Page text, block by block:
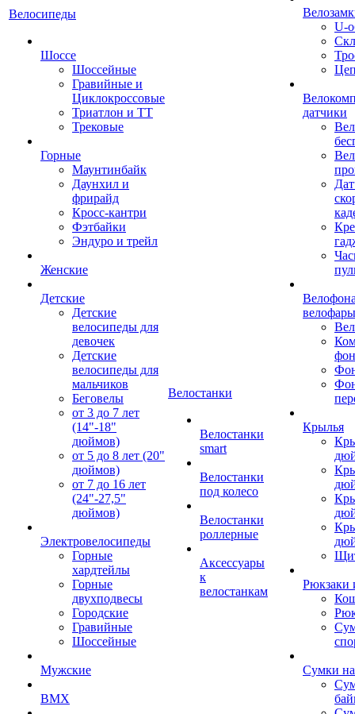
Велосипеды
Шоссе
Шоссейные
Гравийные и
Циклокроссовые
Триатлон и ТТ
Трековые
Горные
Маунтинбайк
Даунхил и
фрирайд
Кросс-кантри
Фэтбайки
Эндуро и трейл
Женские
Детские
Детские
велосипеды для
девочек
Детские
велосипеды для
мальчиков
Беговелы
от 3 до 7 лет
(14"-18"
дюймов)
от 5 до 8 лет (20"
дюймов)
от 7 до 16 лет
(24"-27,5"
дюймов)
Электровелосипеды
Горные
хардтейлы
Горные
двухподвесы
Городские
Гравийные
Шоссейные
Мужские
BMX
Велостанки
Велостанки
smart
Велостанки
под колесо
Велостанки
роллерные
Аксессуары
к
велостанкам
U-
датчики
велофары
Крылья
Рюкзаки
Сумки